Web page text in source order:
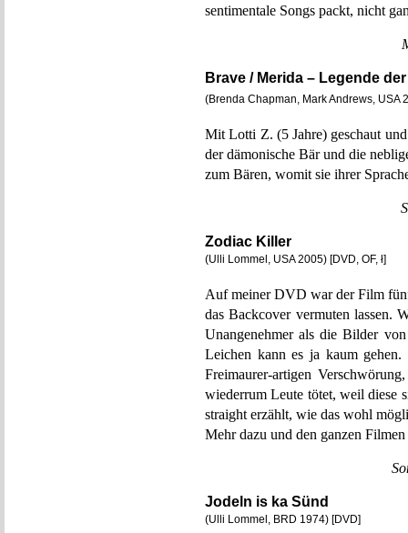
sentimentale Songs packt, nicht
Brave / Merida – Legende
(Brenda Chapman, Mark Andrews, USA
Mit Lotti Z. (5 Jahre) geschaut
der dämonische Bär und die
zum Bären, womit sie ihrer
Zodiac Killer
(Ulli Lommel, USA 2005) [DVD, OF, ł]
Auf meiner DVD war der Film
das Backcover vermuten lassen.
Unangenehmer als die Bilder
Leichen kann es ja kaum
Freimaurer-artigen
wiederrum Leute tötet, weil diese
straight erzählt, wie das wohl
Mehr dazu und den ganzen
Jodeln is ka Sünd
(Ulli Lommel, BRD 1974) [DVD]